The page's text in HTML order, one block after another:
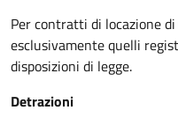
Per contratti di locazione
esclusivamente quelli
disposizioni di legge.
Detrazioni